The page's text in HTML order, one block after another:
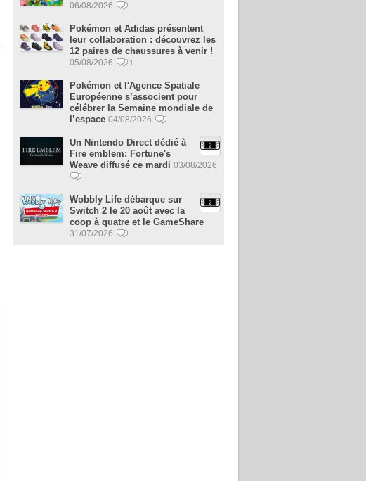
06/08/2026
Pokémon et Adidas présentent
leur collaboration : découvrez les
12 paires de chaussures à venir !
05/08/2026 1
Pokémon et l'Agence Spatiale
Européenne s’associent pour
célébrer la Semaine mondiale de
l’espace 04/08/2026
Un Nintendo Direct dédié à
Fire emblem: Fortune's
Weave diffusé ce mardi 03/08/2026
Wobbly Life débarque sur
Switch 2 le 20 août avec la
coop à quatre et le GameShare
31/07/2026